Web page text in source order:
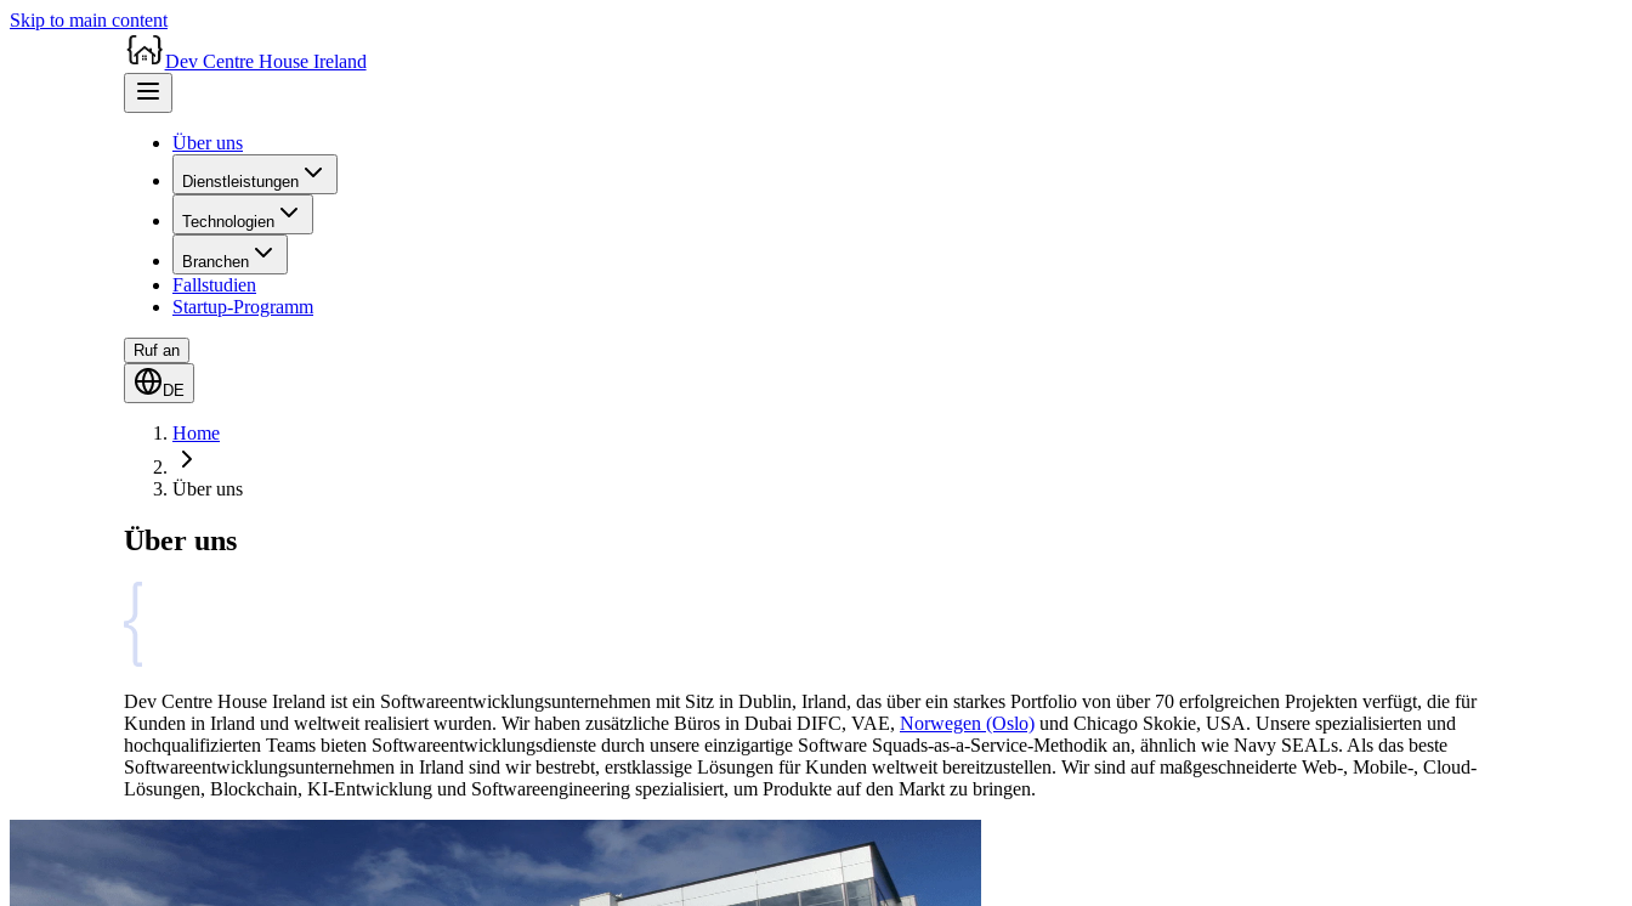
Skip to main content
Dev Centre House Ireland
Über uns
Dienstleistungen
Technologien
Branchen
Fallstudien
Startup-Programm
Ruf an
DE
Home
Über uns
Über uns
Dev Centre House Ireland ist ein Softwareentwicklungsunternehmen mit Sitz in Dublin, Irland, das über ein starkes Portfolio von über 70 erfolgreichen Projekten verfügt, die für
Kunden in Irland und weltweit realisiert wurden. Wir haben zusätzliche Büros in Dubai DIFC, VAE, Norwegen (Oslo) und Chicago Skokie, USA. Unsere spezialisierten und
hochqualifizierten Teams bieten Softwareentwicklungsdienste durch unsere einzigartige Software Squads-as-a-Service-Methodik an, ähnlich wie Navy SEALs. Als das beste
Softwareentwicklungsunternehmen in Irland sind wir bestrebt, erstklassige Lösungen für Kunden weltweit bereitzustellen. Wir sind auf maßgeschneiderte Web-, Mobile-, Cloud-
Lösungen, Blockchain, KI-Entwicklung und Softwareengineering spezialisiert, um Produkte auf den Markt zu bringen.